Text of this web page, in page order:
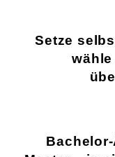
Setze